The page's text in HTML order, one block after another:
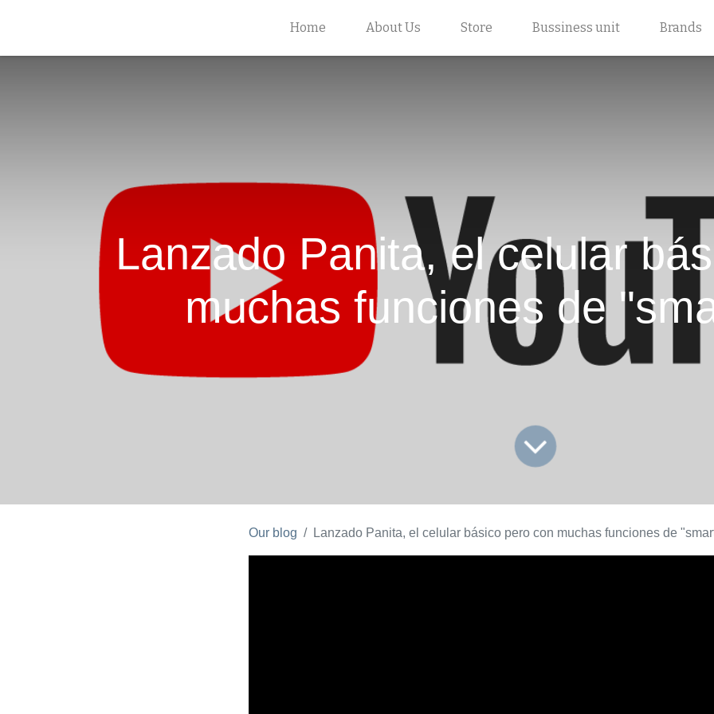
Home About Us Store Bussiness unit Brands
Lanzado Panita, el celular
muchas funciones de
Our blog Lanzado Panita, el celular básico pero con muchas funciones de